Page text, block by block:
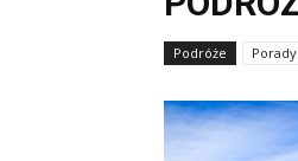
Podróże Porady